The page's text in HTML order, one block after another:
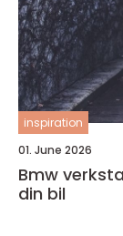
inspiration
01. June 2026
Bmw verkstad så väljer du rätt
din bil